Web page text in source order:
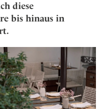
diese
bis hinaus in